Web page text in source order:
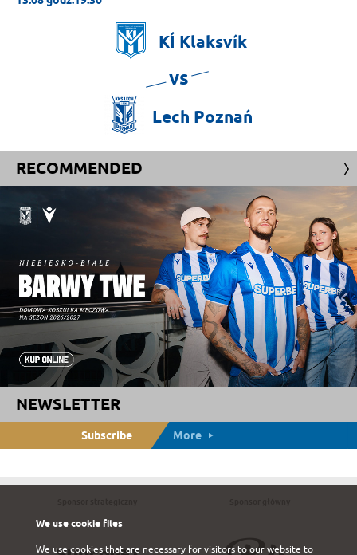
KÍ Klaksvík
vs
Lech Poznań
RECOMMENDED
NEWSLETTER
Subscribe More
We use cookie files
We use cookies that are necessary for visitors to our website to